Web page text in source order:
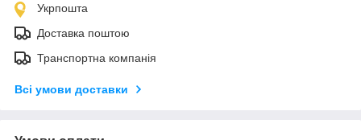
Укрпошта
Доставка поштою
Транспортна компанія
Всі умови доставки